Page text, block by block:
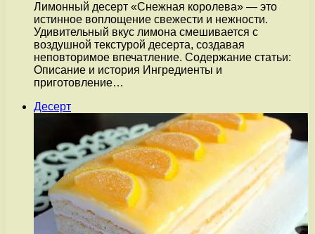
Лимонный десерт «Снежная королева» — это
истинное воплощение свежести и нежности.
Удивительный вкус лимона смешивается с
воздушной текстурой десерта, создавая
неповторимое впечатление. Содержание статьи:
Описание и история Ингредиенты и
приготовление…
Десерт